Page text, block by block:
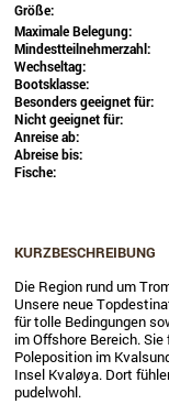
Größe:
Maximale Belegung:
Mindestteilnehmerzahl:
Wechseltag:
Bootsklasse:
Besonders geeignet für:
Nicht geeignet für:
Anreise ab:
Abreise bis:
Fische:
KURZBESCHREIBUNG
Die Region rund um
Unsere neue
für tolle Bedingungen
im Offshore Bereich.
Poleposition im
Insel Kvaløya. Dort
pudelwohl.